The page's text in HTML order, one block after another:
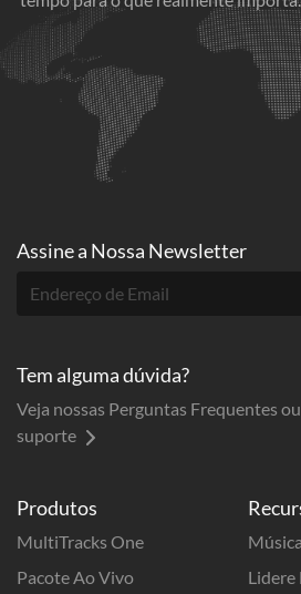
Produtos
MultiTracks One
Pacote Ao Vivo
Lidere
Assine a Nossa Newsletter
Tem alguma dúvida?
Veja nossas Perguntas Frequentes
suporte